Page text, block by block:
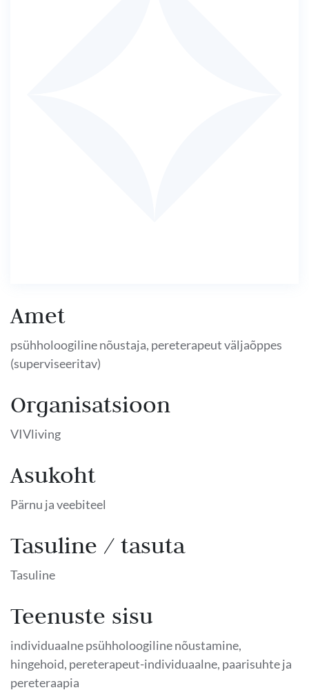
Amet
psühholoogiline nõustaja, pereterapeut väljaõppes
(superviseeritav)
Organisatsioon
VIVliving
Asukoht
Pärnu ja veebiteel
Tasuline / tasuta
Tasuline
Teenuste sisu
individuaalne psühholoogiline nõustamine,
hingehoid, pereterapeut-individuaalne, paarisuhte ja
pereteraapia